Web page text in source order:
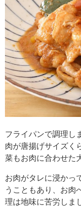
フライパンで調理し
肉が唐揚げサイズく
菜もお肉に合わせた
お肉がタレに浸かっ
うこともあり、お肉
理は地味に苦労しま